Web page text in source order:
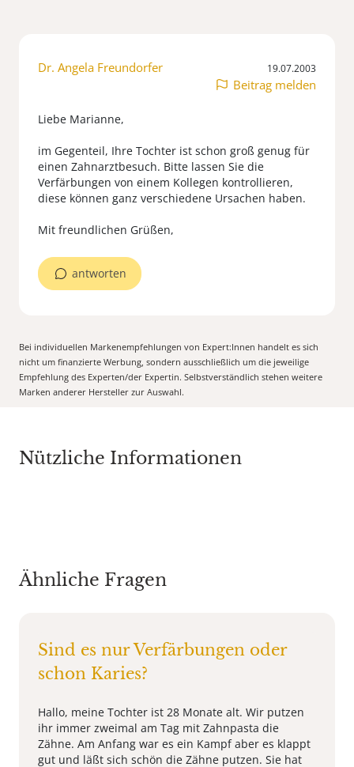
Dr. Angela Freundorfer 19.07.2003
Beitrag melden
Liebe Marianne,
im Gegenteil, Ihre Tochter ist schon groß genug für
einen Zahnarztbesuch. Bitte lassen Sie die
Verfärbungen von einem Kollegen kontrollieren,
diese können ganz verschiedene Ursachen haben.
Mit freundlichen Grüßen,
antworten
Bei individuellen Markenempfehlungen von Expert:Innen handelt es sich
nicht um finanzierte Werbung, sondern ausschließlich um die jeweilige
Empfehlung des Experten/der Expertin. Selbstverständlich stehen weitere
Marken anderer Hersteller zur Auswahl.
Nützliche Informationen
Ähnliche Fragen
Sind es nur Verfärbungen oder
schon Karies?
Hallo, meine Tochter ist 28 Monate alt. Wir putzen
ihr immer zweimal am Tag mit Zahnpasta die
Zähne. Am Anfang war es ein Kampf aber es klappt
gut und läßt sich schön die Zähne putzen. Sie hat